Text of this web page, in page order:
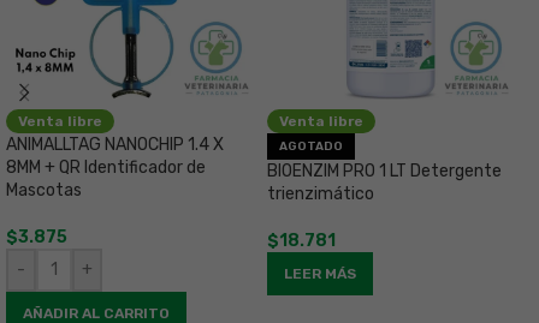
Venta libre
ANIMALLTAG NANOCHIP 1.4 X
8MM + QR Identificador de
Mascotas
$3.875
-
+
AÑADIR AL CARRITO
Venta libre
AGOTADO
BIOENZIM PRO 1 LT Detergente
trienzimático
$18.781
LEER MÁS